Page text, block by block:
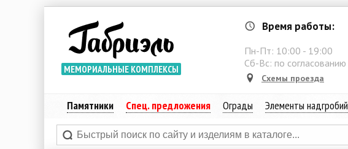
МЕМОРИАЛЬНЫЕ КОМПЛЕКСЫ
Время работы:
Пн-Пт: 10:00 - 19:00
Сб-Вс: по согласованию
Схемы проезда
Памятники Спец. предложения Ограды Элементы надгробий